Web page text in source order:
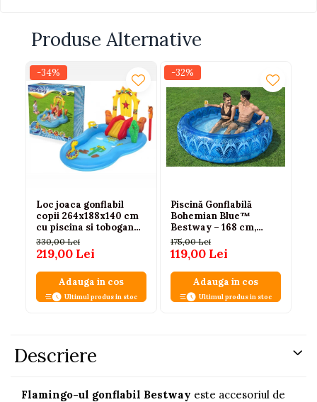
Trenuri cu sine
Produse Alternative
-34%
Loc joaca gonflabil
copii 264x188x140 cm
cu piscina si tobogan
Bestway
330,00 Lei
219,00 Lei
Adauga in cos
Ultimul produs in stoc
-32%
Piscină Gonflabilă
Bohemian Blue™
Bestway – 168 cm,
401L, Design Boho
175,00 Lei
119,00 Lei
Adauga in cos
Ultimul produs in stoc
Descriere
Flamingo-ul gonflabil Bestway este accesoriul de